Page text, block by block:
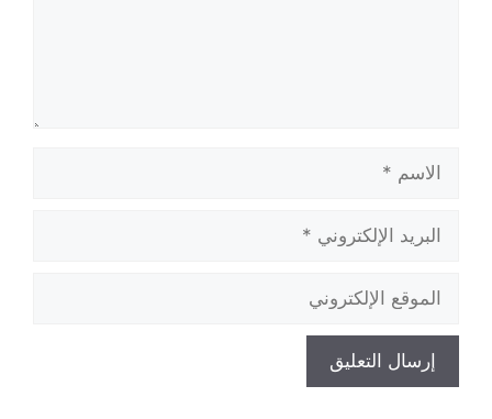
الإلكتروني
الإلكتروني